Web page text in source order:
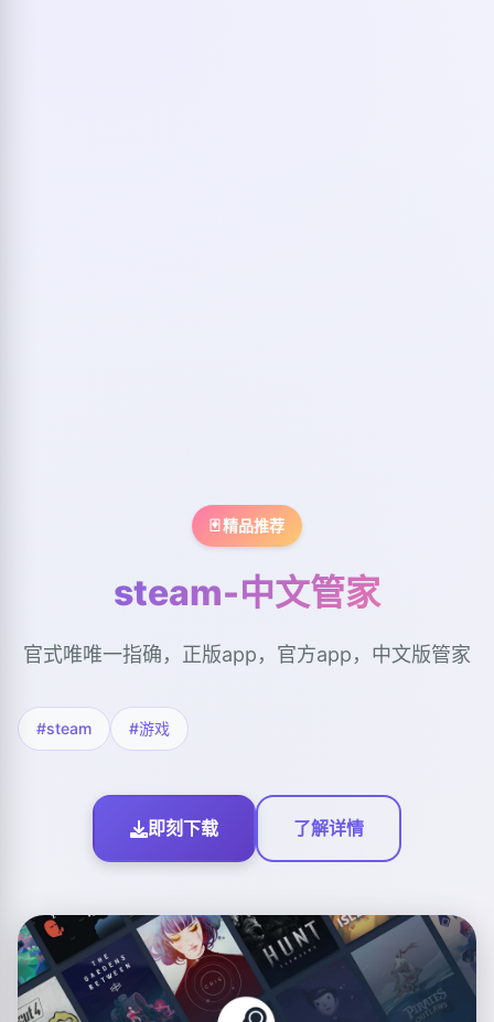
🃏 精品推荐
steam-中文管家
官式唯唯一指确，正版app，官方app，中文版管家
#steam #游戏
即刻下载 了解详情